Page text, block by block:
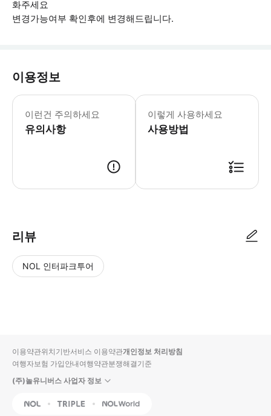
화주세요
변경가능여부 확인후에 변경해드립니다.
이용정보
이런건 주의하세요
유의사항
[포함사항] - 픽업 → 아이리조트 편도
이렇게 사용하세요
사용방법
리뷰
NOL 인터파크투어
입니
다.
순
상
이용약관위치기반서비스 이용약관개인정보 처리방침
여행자보험 가입안내여행약관분쟁해결기준
(주)놀유니버스 사업자 정보
NOL Triple Interpark Global